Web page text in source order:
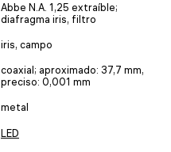
Abbe N.A. 1,25 extraíble;
diafragma iris, filtro
iris, campo
coaxial; aproximado: 37,7 mm,
preciso: 0,001 mm
metal
LED